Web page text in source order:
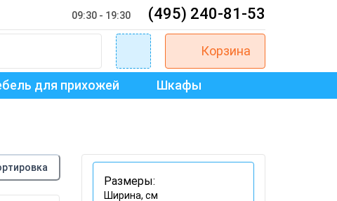
09:30 - 19:30 (495) 240-81-53
Корзина
для прихожей Шкафы
Размеры:
Ширина, см